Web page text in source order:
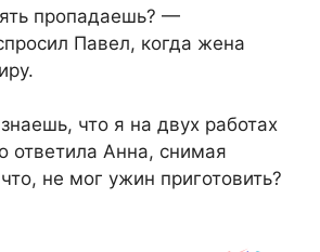
пропадаешь? —
Павел, когда жена
что я на двух работах
ответила Анна, снимая
не мог ужин приготовить?